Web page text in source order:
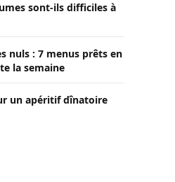
sont-ils difficiles à
nuls : 7 menus prêts en
la semaine
un apéritif dînatoire